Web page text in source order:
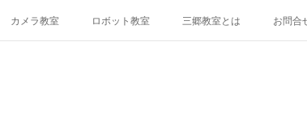
カメラ教室 ロボット教室 三郷教室とは お問合